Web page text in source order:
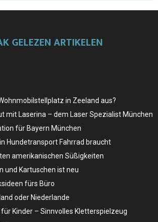
GELEZEN ARTIKELEN
in Zeeland aus?
mit Laserina – dem Laser Spezialist München
für Bayern München
Hundetransport Fahrrad braucht
amerikanischen Süßigkeiten
und Kartuschen ist neu
fürs Büro
oder Niederlande
Kinder – Sinnvolles Kletterspielzeug